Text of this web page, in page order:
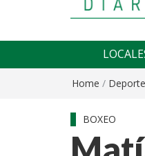
El
Home /
BOXEO